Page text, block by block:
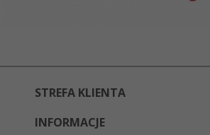
STREFA KLIENTA
INFORMACJE